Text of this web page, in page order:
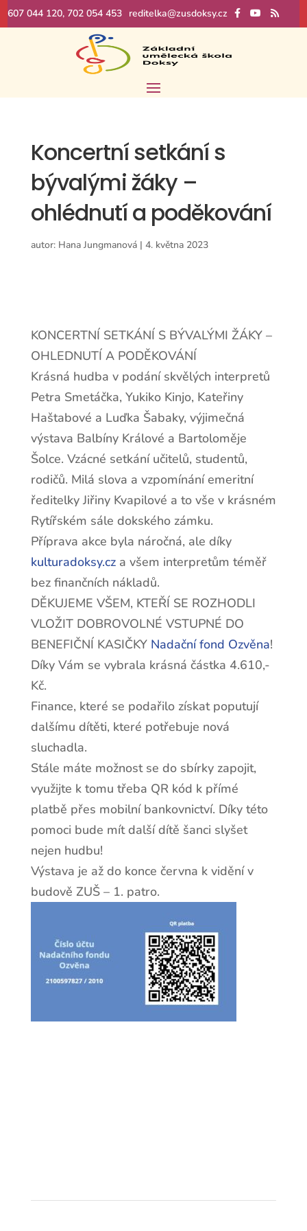
607 044 120, 702 054 453 reditelka@zusdoksy.cz
Koncertní setkání s
bývalými žáky –
ohlédnutí a poděkování
autor: Hana Jungmanová| 4. května 2023
KONCERTNÍ SETKÁNÍ S BÝVALÝMI ŽÁKY –
OHLEDNUTÍ A PODĚKOVÁNÍ
Krásná hudba v podání skvělých interpretů
Petra Smetáčka, Yukiko Kinjo, Kateřiny
Haštabové a Luďka Šabaky, výjimečná
výstava Balbíny Králové a Bartoloměje
Šolce. Vzácné setkání učitelů, studentů,
rodičů. Milá slova a vzpomínání emeritní
ředitelky Jiřiny Kvapilové a to vše v krásném
Rytířském sále dokského zámku.
Příprava akce byla náročná, ale díky
kulturadoksy.cza všem interpretům téměř
bez finančních nákladů.
DĚKUJEME VŠEM, KTEŘÍ SE ROZHODLI
VLOŽIT DOBROVOLNÉ VSTUPNÉ DO
BENEFIČNÍ KASIČKY Nadační fond Ozvěna!
Díky Vám se vybrala krásná částka 4.610,-
Kč.
Finance, které se podařilo získat poputují
dalšímu dítěti, které potřebuje nová
sluchadla.
Stále máte možnost se do sbírky zapojit,
využijte k tomu třeba QR kód k přímé
platbě přes mobilní bankovnictví. Díky této
pomoci bude mít další dítě šanci slyšet
nejen hudbu!
Výstava je až do konce června k vidění v
budově ZUŠ – 1. patro.